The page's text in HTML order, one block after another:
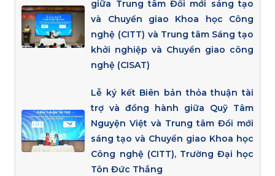
giữa Trung tâm Đổi mới sáng tạo
và Chuyển giao Khoa học Công
nghệ (CITT) và Trung tâm Sáng tạo
khởi nghiệp và Chuyển giao công
nghệ (CISAT)
Lễ ký kết Biên bản thỏa thuận tài
trợ và đồng hành giữa Quỹ Tâm
Nguyện Việt và Trung tâm Đổi mới
sáng tạo và Chuyển giao Khoa học
Công nghệ (CITT), Trường Đại học
Tôn Đức Thắng